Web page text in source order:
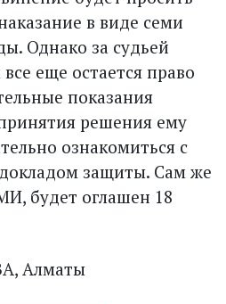
в виде семи
Однако за судьей
еще остается право
показания
решения ему
ознакомиться с
защиты. Сам же
будет оглашен 18
Алматы